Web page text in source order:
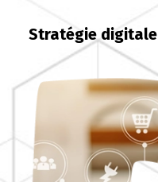
Stratégie digitale